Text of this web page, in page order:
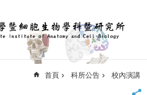
首頁 科所公告 校內演講